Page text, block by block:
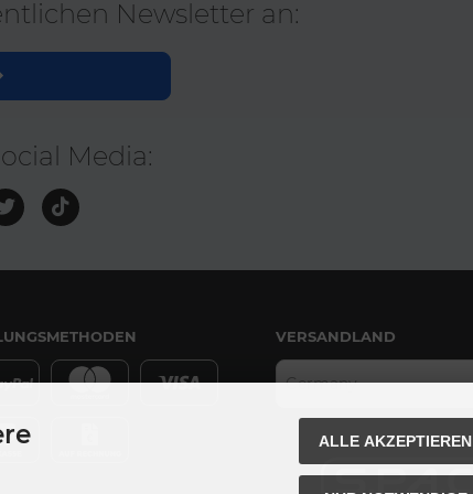
Newsletter an:
Media:
VERSANDLAND
Germany
ALLE AKZEPTIEREN